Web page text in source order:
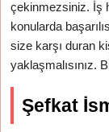
çekinmezsiniz. İş
konularda
size karşı duran
yaklaşmalısınız.
Şefkat